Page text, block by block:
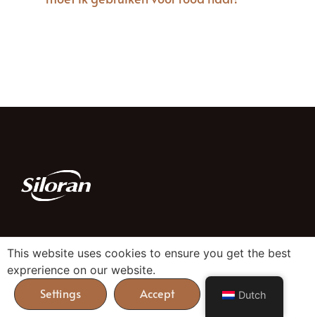
Over
Over ons
Waarom Siloran
Blog
Lippen
Vloeibare lippenstift
Dutch
This website uses cookies to ensure you get the best
exprerience on our website.